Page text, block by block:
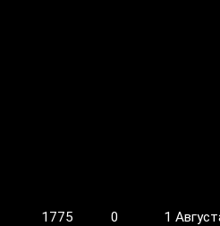
1775 0 1